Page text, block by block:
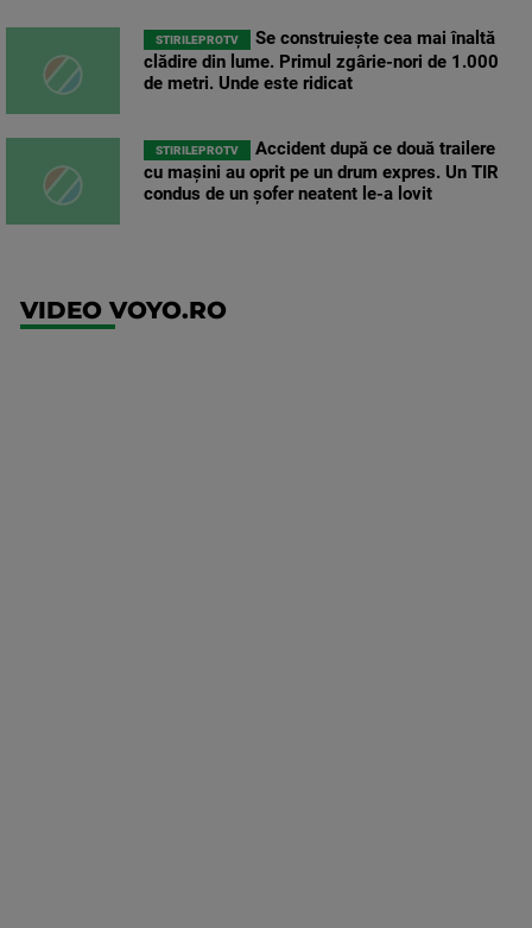
STIRILEPROTV
Se construiește cea mai înaltă
clădire din lume. Primul zgârie-nori de 1.000
de metri. Unde este ridicat
STIRILEPROTV
Accident după ce două trailere
cu mașini au oprit pe un drum expres. Un TIR
condus de un șofer neatent le-a lovit
VIDEO VOYO.RO